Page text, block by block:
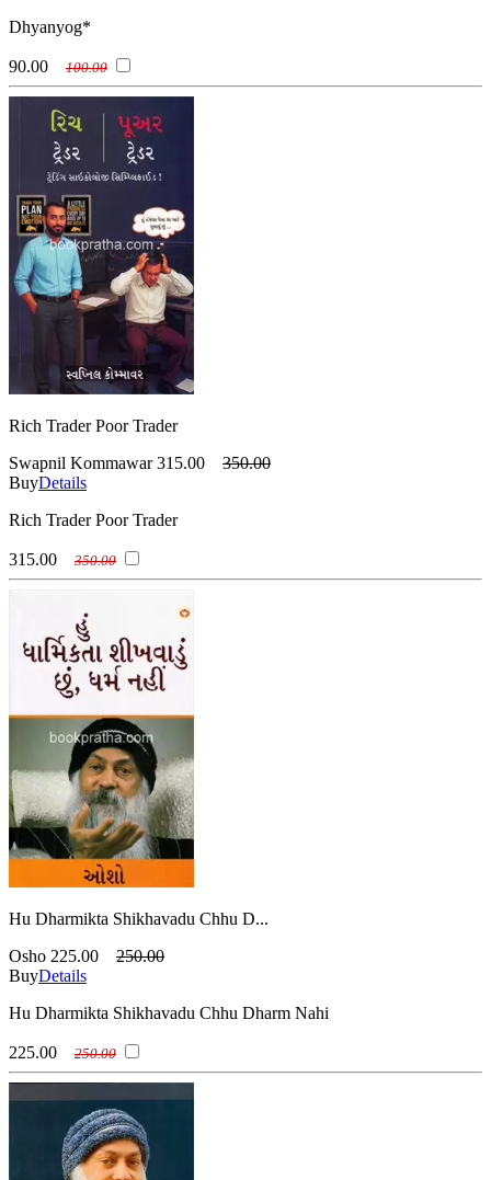
(ઝિગ ઝિગલર)
Dhyanyog*
90.00 100.00
Rich Trader Poor Trader
Swapnil Kommawar 315.00
350.00
BuyDetails
Rich Trader Poor Trader
315.00 350.00
Hu Dharmikta Shikhavadu Chhu D...
Osho 225.00
250.00
BuyDetails
Hu Dharmikta Shikhavadu Chhu Dharm Nahi
225.00 250.00